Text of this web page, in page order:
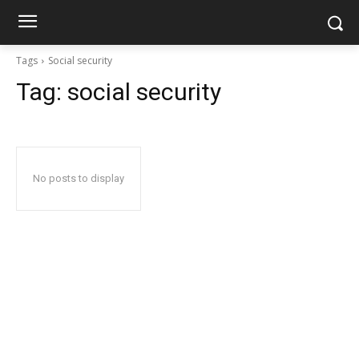
Tags Social security
Tag: social security
No posts to display